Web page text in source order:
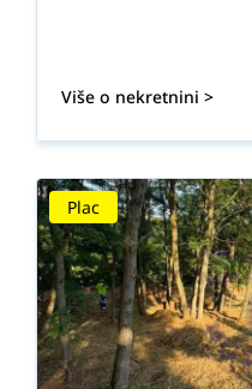
Više o nekretnini >
Plac